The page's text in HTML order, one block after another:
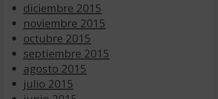
diciembre 2015
noviembre 2015
octubre 2015
septiembre 2015
agosto 2015
julio 2015